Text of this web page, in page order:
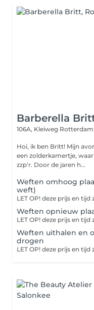
Barberella
106A, Kleiweg Rotterdam
Hoi, ik ben Britt! Mijn
een zolderkamertje,
zzp'r. Door de jaren h...
Weften omhoog
weft)
Weften opnieuw
Weften uithalen en
drogen